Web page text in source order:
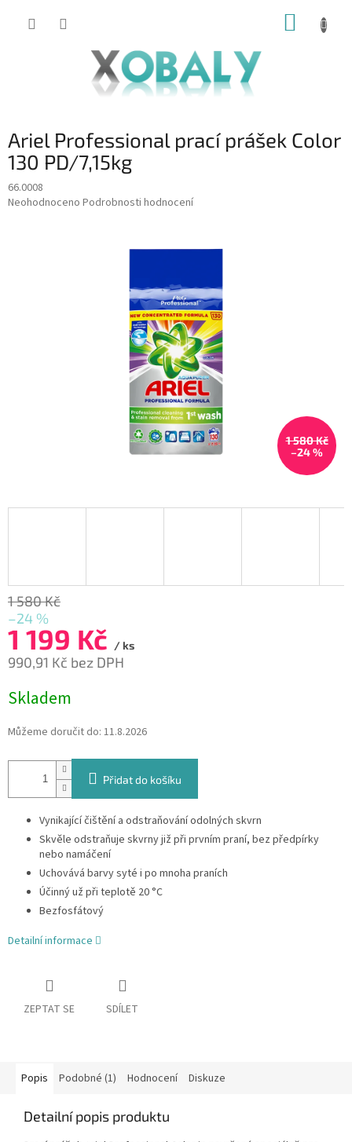
KOŠÍK
Ariel Professional prací prášek Color
130 PD/7,15kg
66.0008
Průměrné
Neohodnoceno Podrobnosti hodnocení
1 580 Kč
–24 %
1 580 Kč
–24 %
1 199 Kč / ks
990,91 Kč bez DPH
cena:
Skladem
Můžeme doručit do: 11.8.2026
Přidat do košíku
Vynikající čištění a odstraňování odolných skvrn
Skvěle odstraňuje skvrny již při prvním praní, bez předpírky
nebo namáčení
Uchovává barvy syté i po mnoha praních
Účinný už při teplotě 20 °C
Bezfosfátový
Detailní informace
ZEPTAT SE SDÍLET
Popis Podobné (1) Hodnocení Diskuze
Detailní popis produktu